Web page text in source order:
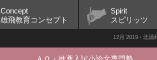
Concept
雄飛教育コンセプト
Spirit
スピリッツ
12月 2019 - 北浦